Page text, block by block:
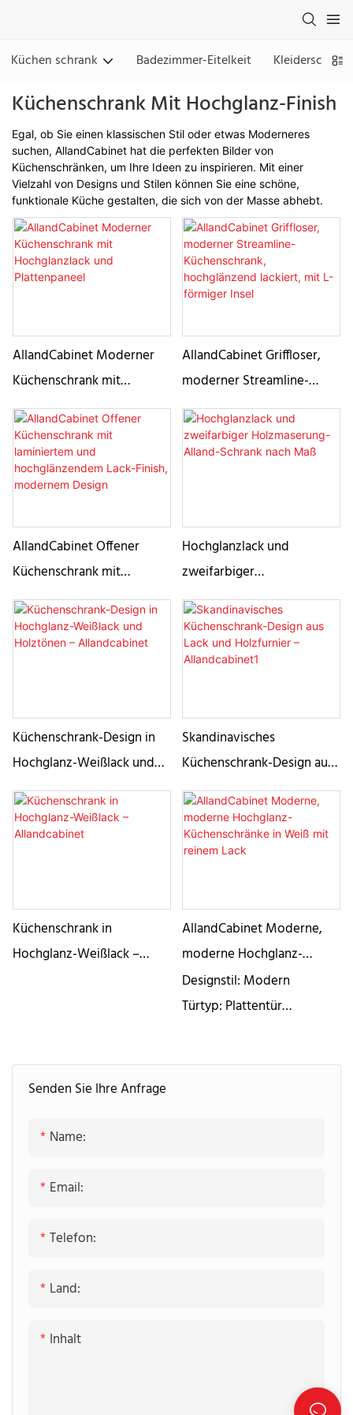
Küchen schrank Badezimmer-Eitelkeit
Küchenschrank Mit Hochglanz-Finish
Egal, ob Sie einen klassischen Stil oder etwas Moderneres
suchen, AllandCabinet hat die perfekten Bilder von
Küchenschränken, um Ihre Ideen zu inspirieren. Mit einer
Vielzahl von Designs und Stilen können Sie eine schöne,
funktionale Küche gestalten, die sich von der Masse abhebt.
Senden Sie Ihre Anfrage
Name:
Email:
Telefon:
Land:
Inhalt
AllandCabinet Moderner
Küchenschrank mit
Hochglanzlack und
Plattenpaneel
AllandCabinet Griffloser,
moderner Streamline-
Küchenschrank,
hochglänzend lackiert, mit
L-förmiger Insel
AllandCabinet Offener
Küchenschrank mit
laminiertem und
hochglänzendem Lack-
Finish, modernem Design
Hochglanzlack und
zweifarbiger
Holzmaserung-Alland-
Schrank nach Maß
Küchenschrank-Design in
Hochglanz-Weißlack und
Holztönen – Allandcabinet
Skandinavisches
Küchenschrank-Design aus
Lack und Holzfurnier –
Allandcabinet1
Küchenschrank in
Hochglanz-Weißlack –
AllandCabinet Moderne,
moderne Hochglanz-
Küchenschränke in Weiß
mit reinem Lack
Designstil: Modern
Türtyp: Plattentür